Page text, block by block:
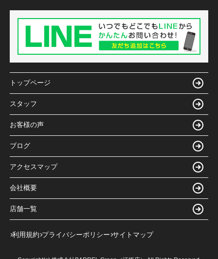
トップページ
スタッフ
お客様の声
ブログ
アクセスマップ
会社概要
店舗一覧
利用規約 プライバシーポリシー サイトマップ